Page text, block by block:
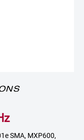
SMA, MXP600,